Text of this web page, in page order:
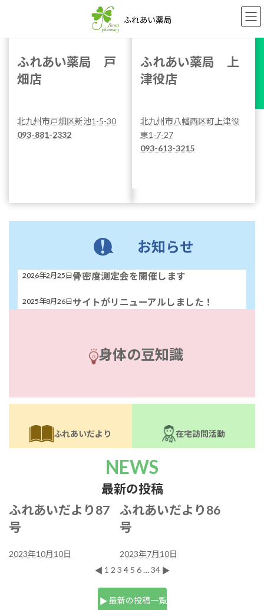
ン
ー
かかりつけ
ふれあい薬局 戸
畑店
北九州市戸畑区新池1-5-30
093-881-2332
ふれあい薬局 上
津役店
北九州市八幡西区町上津役
東1-7-27
093-613-3215
お知らせ
2026年2月25日骨密度測定会を開催します
2025年8月26日サイトがリニューアルしました！
身体の豆知識
ふれあいだより 在宅訪問活動
NEWS
最新の投稿
ふれあいだより87
号
2023年10月10日
ふれあいだより86
号
2023年7月10日
▲1 2 3 4 5 6 … 34▲
最新の投稿一覧